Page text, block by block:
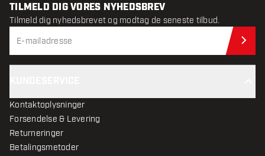
TILMELD DIG VORES NYHEDSBREV
Tilmeld dig nyhedsbrevet og modtag de seneste tilbud.
Kontaktoplysninger
Forsendelse & Levering
Returneringer
Betalingsmetoder